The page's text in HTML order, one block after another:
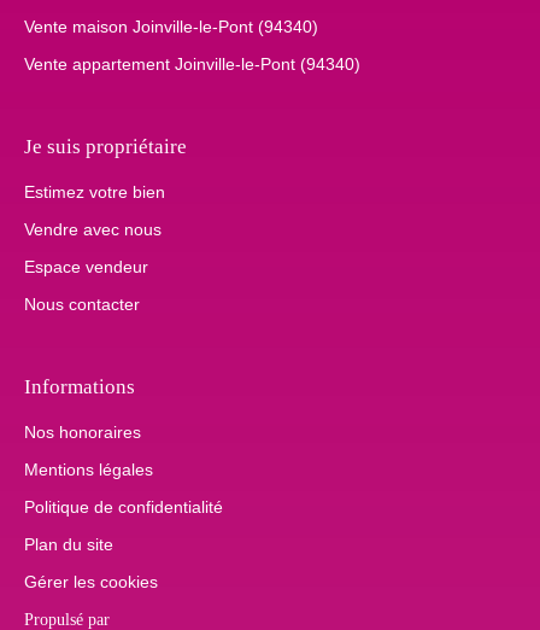
Vente maison Joinville-le-Pont (94340)
Vente appartement Joinville-le-Pont (94340)
Je suis propriétaire
Estimez votre bien
Vendre avec nous
Espace vendeur
Nous contacter
Informations
Nos honoraires
Mentions légales
Politique de confidentialité
Plan du site
Gérer les cookies
Propulsé par